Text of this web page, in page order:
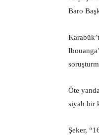
Baro
Öte
siyah bir
Şeker,